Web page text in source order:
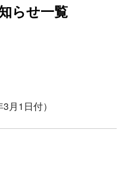
らせ一覧
月1日付）